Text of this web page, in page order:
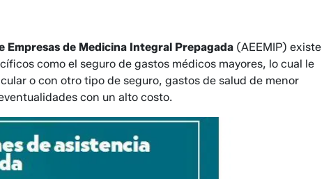
Em­presas de Medicina Integral Prepagada (AEEMIP) existe
como el se­guro de gastos médicos mayores, lo cual le
o con otro tipo de segu­ro, gastos de salud de menor
con un alto costo.